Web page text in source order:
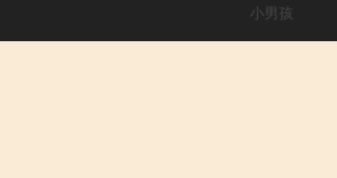
小男孩